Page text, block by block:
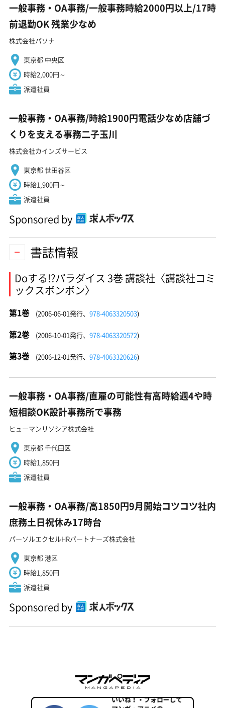
一般事務・OA事務/一般事務時給2000円以上/17時
前退勤OK 残業少なめ
株式会社パソナ
東京都 中央区
時給2,000円～
派遣社員
一般事務・OA事務/時給1900円電話少なめ店舗づ
くりを支える事務二子玉川
株式会社カインズサービス
東京都 世田谷区
時給1,900円～
派遣社員
Sponsored by
書誌情報
Doする!?パラダイス 3巻 講談社〈講談社コミ
ックスボンボン〉
第1巻 (2006-06-01発行、 978-4063320503)
第2巻 (2006-10-01発行、 978-4063320572)
第3巻 (2006-12-01発行、 978-4063320626)
一般事務・OA事務/直雇の可能性有高時給週4や時
短相談OK設計事務所で事務
ヒューマンリソシア株式会社
東京都 千代田区
時給1,850円
派遣社員
一般事務・OA事務/高1850円9月開始コツコツ社内
庶務土日祝休み17時台
パーソルエクセルHRパートナーズ株式会社
東京都 港区
時給1,850円
派遣社員
Sponsored by